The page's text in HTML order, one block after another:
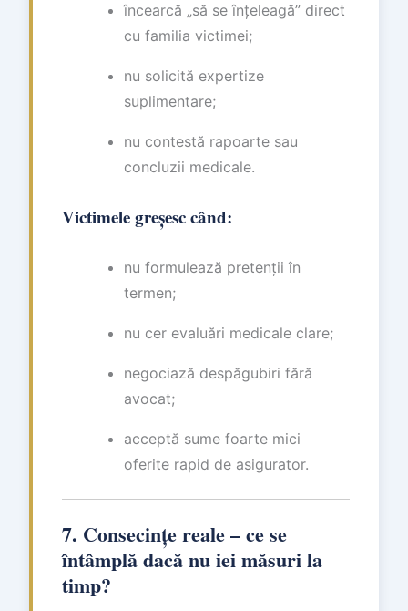
încearcă „să se înțeleagă” direct
cu familia victimei;
nu solicită expertize
suplimentare;
nu contestă rapoarte sau
concluzii medicale.
Victimele greșesc când:
nu formulează pretenții în
termen;
nu cer evaluări medicale clare;
negociază despăgubiri fără
avocat;
acceptă sume foarte mici
oferite rapid de asigurator.
7. Consecințe reale – ce se
întâmplă dacă nu iei măsuri la
timp?